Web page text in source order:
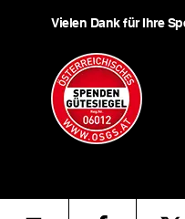
Vielen Dank für Ihre